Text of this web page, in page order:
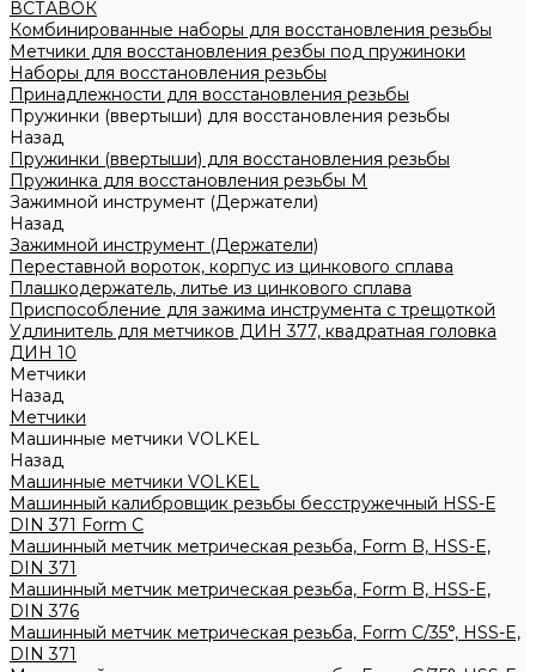
ВСТАВОК
Комбинированные наборы для восстановления резьбы
Метчики для восстановления резбы под пружиноки
Наборы для восстановления резьбы
Принадлежности для восстановления резьбы
Пружинки (ввертыши) для восстановления резьбы
Назад
Пружинки (ввертыши) для восстановления резьбы
Пружинка для восстановления резьбы M
Зажимной инструмент (Держатели)
Назад
Зажимной инструмент (Держатели)
Переставной вороток, корпус из цинкового сплава
Плашкодержатель, литье из цинкового сплава
Приспособление для зажима инструмента с трещоткой
Удлинитель для метчиков ДИН 377, квадратная головка
ДИН 10
Метчики
Назад
Метчики
Машинные метчики VOLKEL
Назад
Машинные метчики VOLKEL
Машинный калибровщик резьбы бесстружечный HSS-Е
DIN 371 Form C
Машинный метчик метрическая резьба, Form B, HSS-E,
DIN 371
Машинный метчик метрическая резьба, Form B, HSS-E,
DIN 376
Машинный метчик метрическая резьба, Form С/35°, HSS-E,
DIN 371